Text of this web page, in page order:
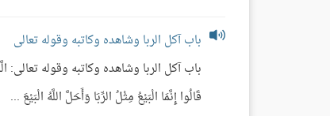
باب آكل الربا وشاهده وكاتبه وقوله تعالى
باب آكل الربا وشاهده وكاتبه وقوله
قَالُوا إِنَّمَا الْبَيْعُ مِثْلُ الرِّبَا وَأَحَلَّ اللَّهُ الْبَيْعَ ...